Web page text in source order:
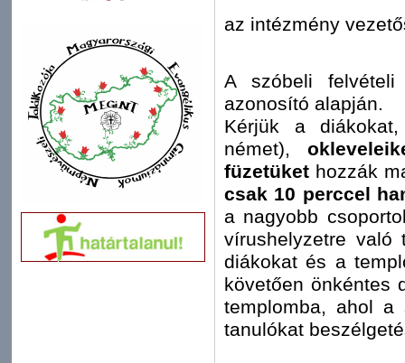
az intézmény
A szóbeli felvételi
azonosító alapján.
Kérjük a
német),
füzetüket hozzák
csak 10 perccel
a nagyobb
vírushelyzetre
diákokat és a
követően önkéntes
templomba, ahol a
tanulókat